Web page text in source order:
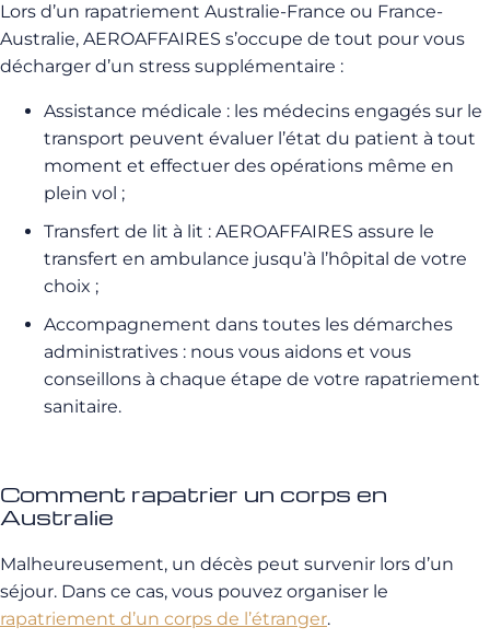
Lors d’un rapatriement Australie-France ou France-
Australie, AEROAFFAIRES s’occupe de tout pour vous
décharger d’un stress supplémentaire :
Assistance médicale : les médecins engagés sur le
transport peuvent évaluer l’état du patient à tout
moment et effectuer des opérations même en
plein vol ;
Transfert de lit à lit : AEROAFFAIRES assure le
transfert en ambulance jusqu’à l’hôpital de votre
choix ;
Accompagnement dans toutes les démarches
administratives : nous vous aidons et vous
conseillons à chaque étape de votre rapatriement
sanitaire.
Comment rapatrier un corps en
Australie
Malheureusement, un décès peut survenir lors d’un
séjour. Dans ce cas, vous pouvez organiser le
rapatriement d’un corps de l’étranger.